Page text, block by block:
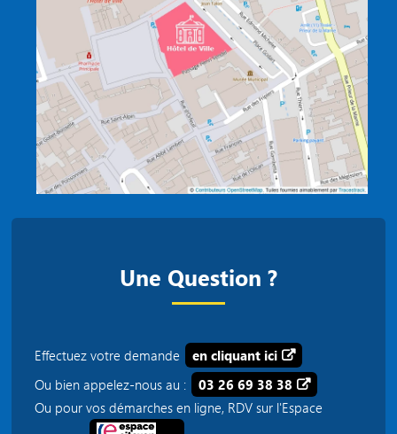
Une Question ?
Effectuez votre demande
en cliquant ici
Ou bien appelez-nous au :
03 26 69 38 38
Ou pour vos démarches en ligne, RDV sur l'Espace